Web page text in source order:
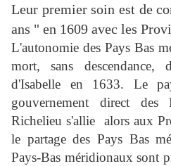
Leur premier soin est de
ans " en 1609 avec les
L'autonomie des Pays Bas
mort, sans
d'Isabelle en 1633. Le
gouvernement direct des
Richelieu s'allie alors aux
le partage des Pays Bas
Pays-Bas méridionaux sont